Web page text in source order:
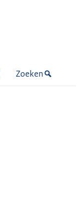
Zoeken